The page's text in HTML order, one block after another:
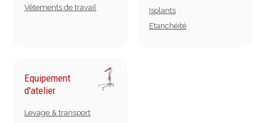
Vêtements de travail
Isolants
Etanchéité
Equipement
d'atelier
Levage & transport